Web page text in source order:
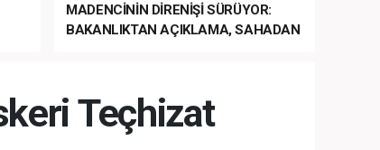
MADENCİNİN DİRENİŞİ SÜRÜYOR:
BAKANLIKTAN AÇIKLAMA, SAHADAN
Teçhizat